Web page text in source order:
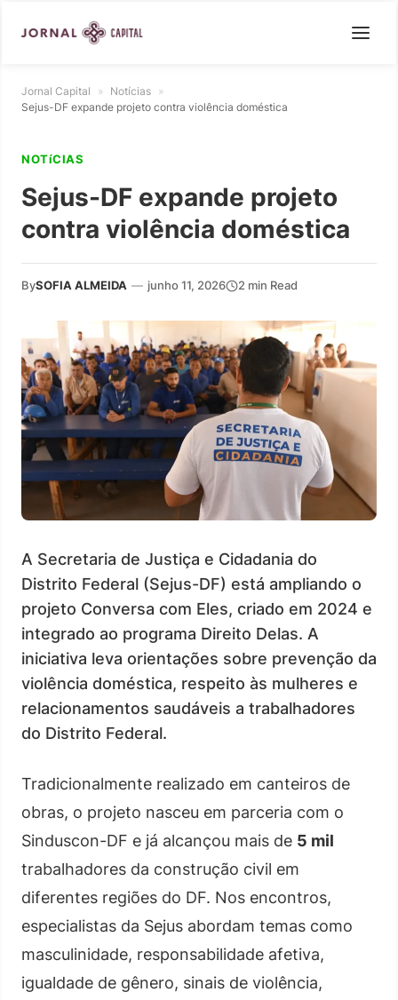
Jornal Capital » Notícias »
Sejus-DF expande projeto contra violência doméstica
NOTíCIAS
Sejus-DF expande projeto
contra violência doméstica
BySOFIA ALMEIDA — junho 11, 2026 2 min Read
A Secretaria de Justiça e Cidadania do
Distrito Federal (Sejus-DF) está ampliando o
projeto Conversa com Eles, criado em 2024 e
integrado ao programa Direito Delas. A
iniciativa leva orientações sobre prevenção da
violência doméstica, respeito às mulheres e
relacionamentos saudáveis a trabalhadores
do Distrito Federal.
Tradicionalmente realizado em canteiros de
obras, o projeto nasceu em parceria com o
Sinduscon-DF e já alcançou mais de 5 mil
trabalhadores da construção civil em
diferentes regiões do DF. Nos encontros,
especialistas da Sejus abordam temas como
masculinidade, responsabilidade afetiva,
igualdade de gênero, sinais de violência,